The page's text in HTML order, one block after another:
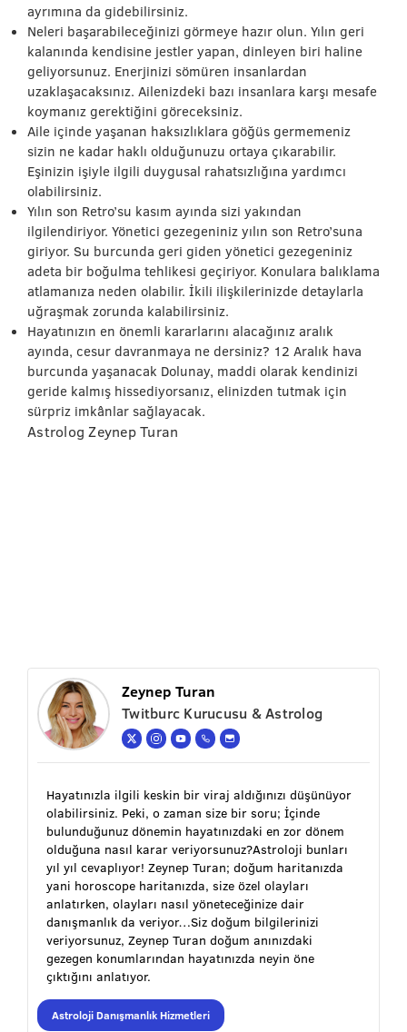
ayrımına da gidebilirsiniz.
Neleri başarabileceğinizi görmeye hazır olun. Yılın geri
kalanında kendisine jestler yapan, dinleyen biri haline
geliyorsunuz. Enerjinizi sömüren insanlardan
uzaklaşacaksınız. Ailenizdeki bazı insanlara karşı mesafe
koymanız gerektiğini göreceksiniz.
Aile içinde yaşanan haksızlıklara göğüs germemeniz
sizin ne kadar haklı olduğunuzu ortaya çıkarabilir.
Eşinizin işiyle ilgili duygusal rahatsızlığına yardımcı
olabilirsiniz.
Yılın son Retro’su kasım ayında sizi yakından
ilgilendiriyor. Yönetici gezegeniniz yılın son Retro’suna
giriyor. Su burcunda geri giden yönetici gezegeniniz
adeta bir boğulma tehlikesi geçiriyor. Konulara balıklama
atlamanıza neden olabilir. İkili ilişkilerinizde detaylarla
uğraşmak zorunda kalabilirsiniz.
Hayatınızın en önemli kararlarını alacağınız aralık
ayında, cesur davranmaya ne dersiniz? 12 Aralık hava
burcunda yaşanacak Dolunay, maddi olarak kendinizi
geride kalmış hissediyorsanız, elinizden tutmak için
sürpriz imkânlar sağlayacak.
Astrolog Zeynep Turan
Zeynep Turan
Twitburc Kurucusu & Astrolog
Hayatınızla ilgili keskin bir viraj aldığınızı düşünüyor
olabilirsiniz. Peki, o zaman size bir soru; İçinde
bulunduğunuz dönemin hayatınızdaki en zor dönem
olduğuna nasıl karar veriyorsunuz?Astroloji bunları
yıl yıl cevaplıyor! Zeynep Turan; doğum haritanızda
yani horoscope haritanızda, size özel olayları
anlatırken, olayları nasıl yöneteceğinize dair
danışmanlık da veriyor…Siz doğum bilgilerinizi
veriyorsunuz, Zeynep Turan doğum anınızdaki
gezegen konumlarından hayatınızda neyin öne
çıktığını anlatıyor.
Astroloji Danışmanlık Hizmetleri